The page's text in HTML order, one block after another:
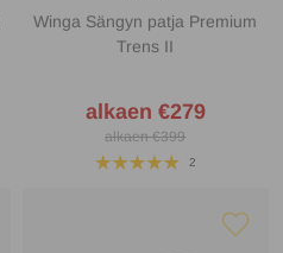
Winga Sängyn patja Premium
Trens II
alkaen €279
alkaen €399
2